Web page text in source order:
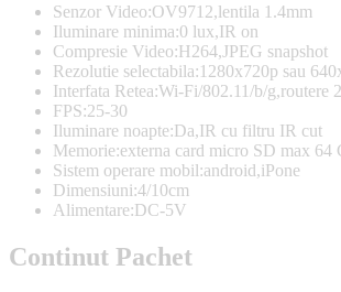
Senzor Video:OV9712,lentila 1.4mm
Iluminare minima:0 lux,IR on
Compresie Video:H264,JPEG snapshot
Rezolutie selectabila:1280x720p sau
Interfata Retea:Wi-Fi/802.11/b/g,routere
FPS:25-30
Iluminare noapte:Da,IR cu filtru IR cut
Memorie:externa card micro SD max 64
Sistem operare mobil:android,iPone
Dimensiuni:4/10cm
Alimentare:DC-5V
Continut Pachet